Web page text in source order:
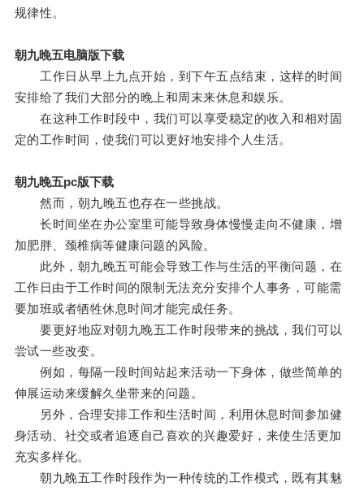
规律性。
朝九晚五电脑版下载
工作日从早上九点开始，到下午五点结束，这样的时间
安排给了我们大部分的晚上和周末来休息和娱乐。
在这种工作时段中，我们可以享受稳定的收入和相对固
定的工作时间，使我们可以更好地安排个人生活。
朝九晚五pc版下载
然而，朝九晚五也存在一些挑战。
长时间坐在办公室里可能导致身体慢慢走向不健康，增
加肥胖、颈椎病等健康问题的风险。
此外，朝九晚五可能会导致工作与生活的平衡问题，在
工作日由于工作时间的限制无法充分安排个人事务，可能需
要加班或者牺牲休息时间才能完成任务。
要更好地应对朝九晚五工作时段带来的挑战，我们可以
尝试一些改变。
例如，每隔一段时间站起来活动一下身体，做些简单的
伸展运动来缓解久坐带来的问题。
另外，合理安排工作和生活时间，利用休息时间参加健
身活动、社交或者追逐自己喜欢的兴趣爱好，来使生活更加
充实多样化。
朝九晚五工作时段作为一种传统的工作模式，既有其魅